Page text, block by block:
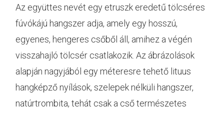
Az együttes nevét egy etruszk eredetű tölcséres
fúvókájú hangszer adja, amely egy hosszú,
egyenes, hengeres csőből áll, amihez a végén
visszahajló tölcsér csatlakozik. Az ábrázolások
alapján nagyjából egy méteresre tehető lituus
hangképző nyílások, szelepek nélküli hangszer,
natúrtrombita, tehát csak a cső természetes